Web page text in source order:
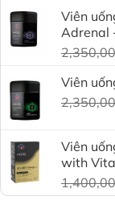
Viên
Adrenal
Viên
Viên
with